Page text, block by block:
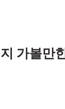
가볼만